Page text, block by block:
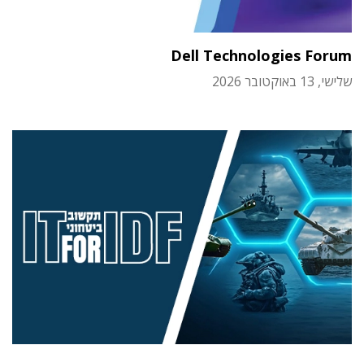
Dell Technologies Forum
שלישי, 13 באוקטובר 2026